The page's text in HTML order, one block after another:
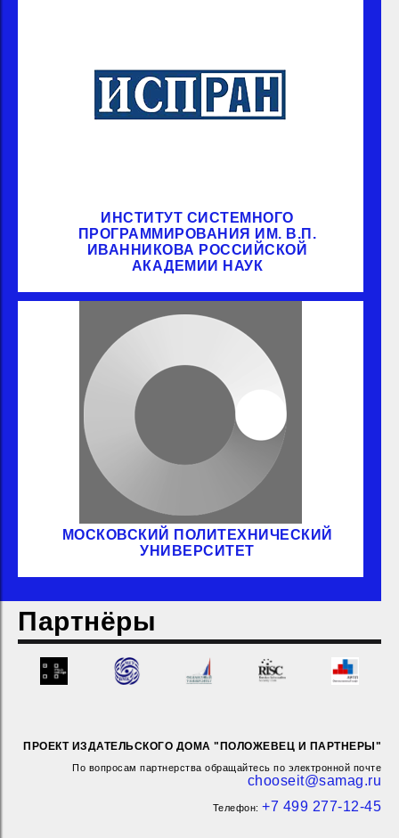
ИНСТИТУТ СИСТЕМНОГО
ПРОГРАММИРОВАНИЯ ИМ. В.П.
ИВАННИКОВА РОССИЙСКОЙ
АКАДЕМИИ НАУК
МОСКОВСКИЙ ПОЛИТЕХНИЧЕСКИЙ
УНИВЕРСИТЕТ
Партнёры
ПРОЕКТ ИЗДАТЕЛЬСКОГО ДОМА "ПОЛОЖЕВЕЦ И ПАРТНЕРЫ"
По вопросам партнерства обращайтесь по электронной почте
chooseit@samag.ru
Телефон: +7 499 277-12-45